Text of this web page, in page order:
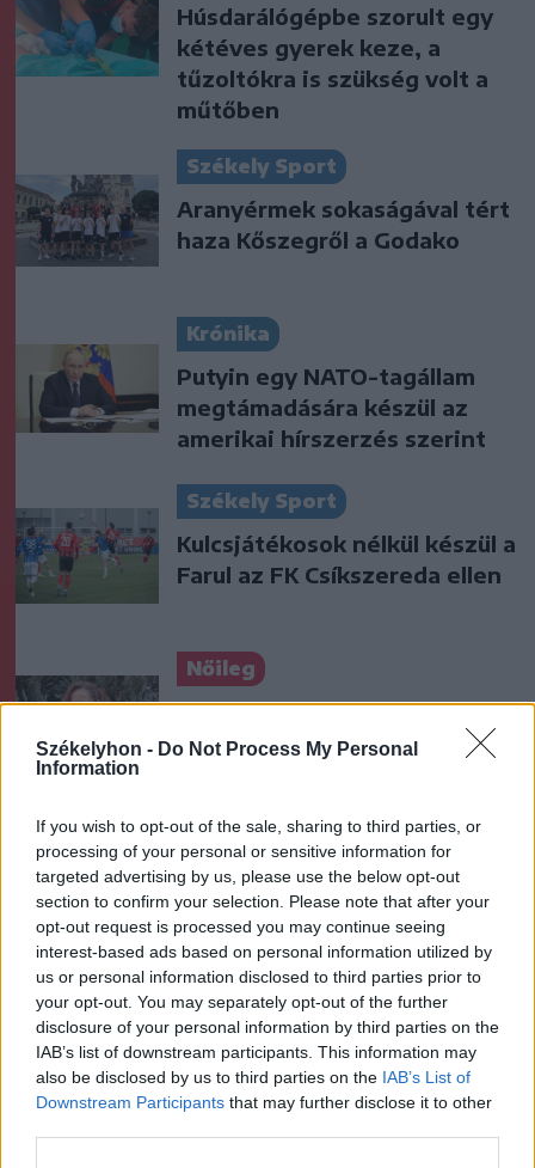
Székelyhon - Do Not Process My Personal
Information
If you wish to opt-out of the sale, sharing to third parties, or
processing of your personal or sensitive information for
targeted advertising by us, please use the below opt-out
section to confirm your selection. Please note that after your
opt-out request is processed you may continue seeing
interest-based ads based on personal information utilized by
us or personal information disclosed to third parties prior to
your opt-out. You may separately opt-out of the further
disclosure of your personal information by third parties on the
IAB’s list of downstream participants. This information may
also be disclosed by us to third parties on the IAB’s List of
Downstream Participants that may further disclose it to other
Húsdarálógépbe szorult egy
kétéves gyerek keze, a
tűzoltókra is szükség volt a
műtőben
Székely Sport
Aranyérmek sokaságával tért
haza Kőszegről a Godako
Krónika
Putyin egy NATO-tagállam
megtámadására készül az
amerikai hírszerzés szerint
Székely Sport
Kulcsjátékosok nélkül készül a
Farul az FK Csíkszereda ellen
Nőileg
B. Máthé Zsuzsa: Az élet
„doktoriját” végeztem el az
A rovat további cikkei